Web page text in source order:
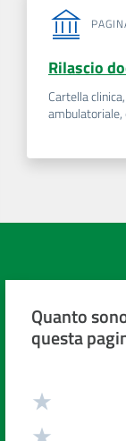
Rilascio
Cartella
Quanto
questa